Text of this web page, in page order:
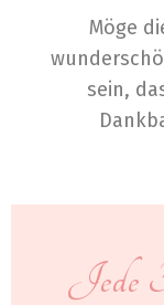
Möge
sein,
Jede